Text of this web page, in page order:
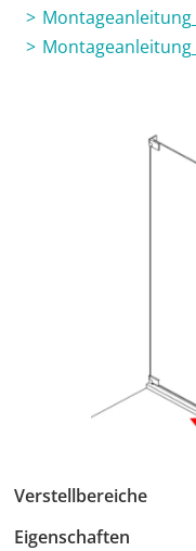
Verstellbereiche
Eigenschaften